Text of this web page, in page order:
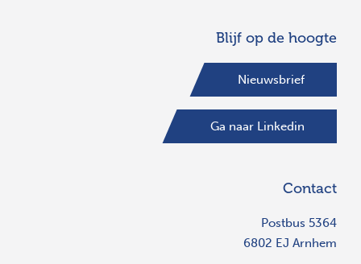
Blijf op de hoogte
Nieuwsbrief
Ga naar Linkedin
Contact
Postbus 5364
6802 EJ Arnhem